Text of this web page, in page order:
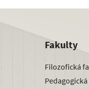
Fakulty
Filozofická